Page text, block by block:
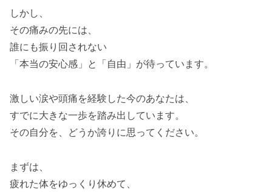
しかし、
その痛みの先には、
誰にも振り回されない
「本当の安心感」と「自由」が待っています。
激しい涙や頭痛を経験した今のあなたは、
すでに大きな一歩を踏み出しています。
その自分を、どうか誇りに思ってください。
まずは、
疲れた体をゆっくり休めて、